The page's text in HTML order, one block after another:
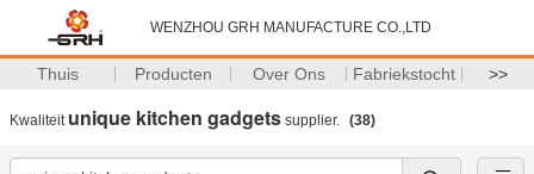
WENZHOU GRH MANUFACTURE CO.,LTD
Thuis Producten Over Ons Fabriekstocht >>
Kwaliteit unique kitchen gadgets supplier. (38)